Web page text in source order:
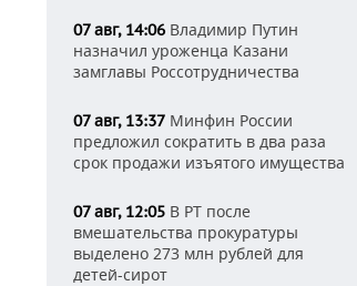
07 авг, 14:06 Владимир Путин
назначил уроженца Казани
замглавы Россотрудничества
07 авг, 13:37 Минфин России
предложил сократить в два раза
срок продажи изъятого имущества
07 авг, 12:05 В РТ после
вмешательства прокуратуры
выделено 273 млн рублей для
детей-сирот